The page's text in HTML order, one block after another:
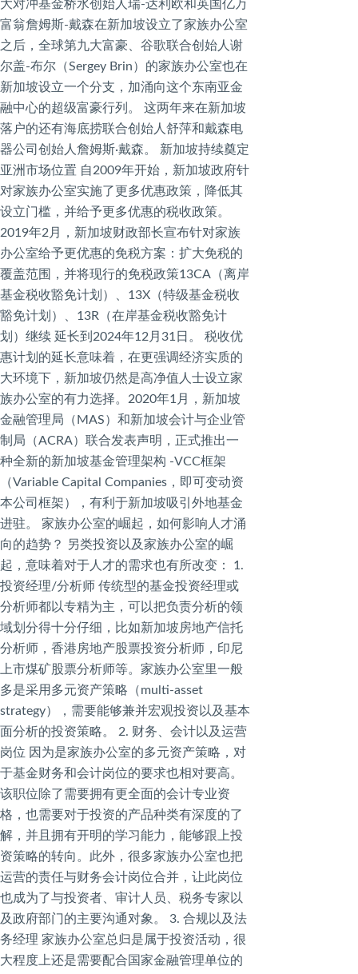
⼤对冲基⾦桥⽔创始⼈瑞-达利欧和英国亿万
富翁詹姆斯-戴森在新加坡设立了家族办公室
之后，全球第九⼤富豪、⾕歌联合创始⼈谢
尔盖-布尔（Sergey Brin）的家族办公室也在
新加坡设立⼀个分⽀，加涌向这个东南亚⾦
融中⼼的超级富豪⾏列。 这两年来在新加坡
落户的还有海底捞联合创始人舒萍和戴森电
器公司创始人詹姆斯·戴森。 新加坡持续奠定
亚洲市场位置 自2009年开始，新加坡政府针
对家族办公室实施了更多优惠政策，降低其
设立门槛，并给予更多优惠的税收政策。
2019年2月，新加坡财政部长宣布针对家族
办公室给予更优惠的免税方案：扩大免税的
覆盖范围，并将现行的免税政策13CA（离岸
基金税收豁免计划）、13X（特级基金税收
豁免计划）、13R（在岸基金税收豁免计
划）继续 延长到2024年12月31日。 税收优
惠计划的延长意味着，在更强调经济实质的
大环境下，新加坡仍然是高净值人士设立家
族办公室的有力选择。2020年1月，新加坡
金融管理局（MAS）和新加坡会计与企业管
制局（ACRA）联合发表声明，正式推出一
种全新的新加坡基金管理架构 -VCC框架
（Variable Capital Companies，即可变动资
本公司框架），有利于新加坡吸引外地基金
进驻。 家族办公室的崛起，如何影响人才涌
向的趋势？ 另类投资以及家族办公室的崛
起，意味着对于人才的需求也有所改变： 1.
投资经理/分析师 传统型的基金投资经理或
分析师都以专精为主，可以把负责分析的领
域划分得十分仔细，比如新加坡房地产信托
分析师，香港房地产股票投资分析师，印尼
上市煤矿股票分析师等。家族办公室里一般
多是采用多元资产策略（multi-asset
strategy），需要能够兼并宏观投资以及基本
面分析的投资策略。 2. 财务、会计以及运营
岗位 因为是家族办公室的多元资产策略，对
于基金财务和会计岗位的要求也相对要高。
该职位除了需要拥有更全面的会计专业资
格，也需要对于投资的产品种类有深度的了
解，并且拥有开明的学习能力，能够跟上投
资策略的转向。此外，很多家族办公室也把
运营的责任与财务会计岗位合并，让此岗位
也成为了与投资者、审计人员、税务专家以
及政府部门的主要沟通对象。 3. 合规以及法
务经理 家族办公室总归是属于投资活动，很
大程度上还是需要配合国家金融管理单位的